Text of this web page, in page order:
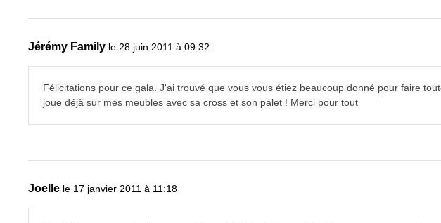
Jérémy Family le 28 juin 2011 à 09:32
Félicitations pour ce gala. J'ai trouvé que vous vous étiez beaucoup donné pour faire
joue déjà sur mes meubles avec sa cross et son palet ! Merci pour tout
Joelle le 17 janvier 2011 à 11:18